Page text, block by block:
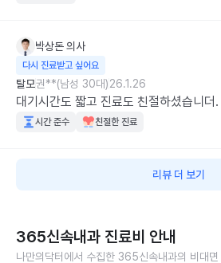
박상돈의사
다시 진료받고 싶어요
탈모권**(남성 30대)26.1.26
대기시간도 짧고 진료도 친절하셨습니더.
시간 준수 친절한 진료
리뷰 더 보기
365신속내과 진료비 안내
나만의닥터에서 수집한 365신속내과의 비대면